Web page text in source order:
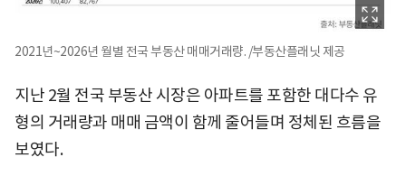
2021년~2026년 월별 전국 부동산 매매거래량. /부동산플래닛 제공
지난 2월 전국 부동산 시장은 아파트를 포함한 대다수 유
형의 거래량과 매매 금액이 함께 줄어들며 정체된 흐름을
보였다.